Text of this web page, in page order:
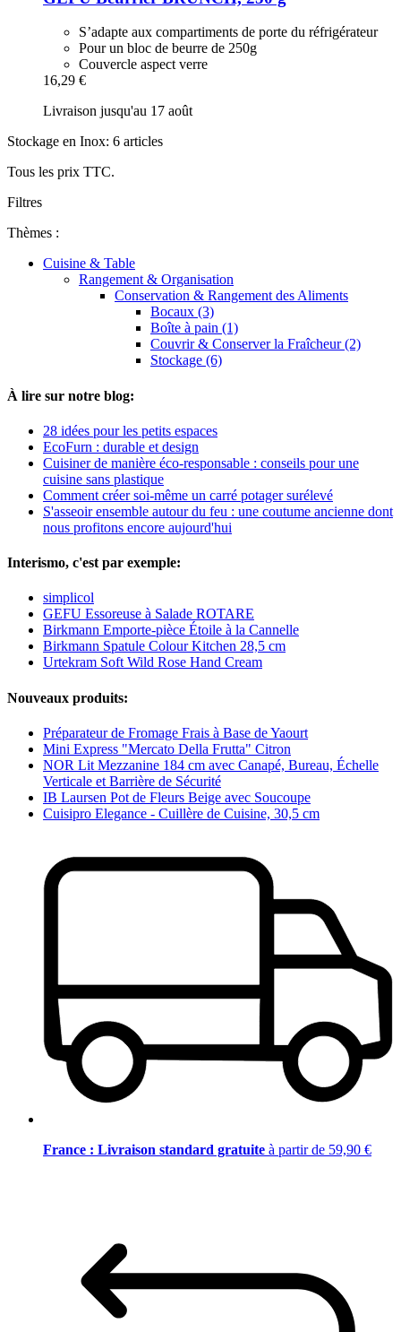
S’adapte aux compartiments de porte du réfrigérateur
Pour un bloc de beurre de 250g
Couvercle aspect verre
16,29 €
Livraison jusqu'au 17 août
Stockage en Inox: 6 articles
Tous les prix TTC.
Filtres
Thèmes :
Cuisine & Table
Rangement & Organisation
Conservation & Rangement des Aliments
Bocaux (3)
Boîte à pain (1)
Couvrir & Conserver la Fraîcheur (2)
Stockage (6)
À lire sur notre blog:
28 idées pour les petits espaces
EcoFurn : durable et design
Cuisiner de manière éco-responsable : conseils pour une
cuisine sans plastique
Comment créer soi-même un carré potager surélevé
S'asseoir ensemble autour du feu : une coutume ancienne dont
nous profitons encore aujourd'hui
Interismo, c'est par exemple:
simplicol
GEFU Essoreuse à Salade ROTARE
Birkmann Emporte-pièce Étoile à la Cannelle
Birkmann Spatule Colour Kitchen 28,5 cm
Urtekram Soft Wild Rose Hand Cream
Nouveaux produits:
Préparateur de Fromage Frais à Base de Yaourt
Mini Express "Mercato Della Frutta" Citron
NOR Lit Mezzanine 184 cm avec Canapé, Bureau, Échelle
Verticale et Barrière de Sécurité
IB Laursen Pot de Fleurs Beige avec Soucoupe
Cuisipro Elegance - Cuillère de Cuisine, 30,5 cm
France : Livraison standard gratuite à partir de 59,90 €